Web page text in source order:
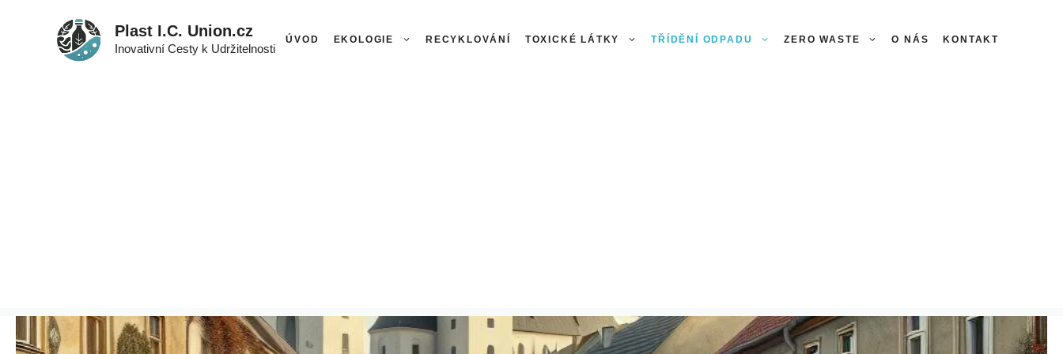
Plast I.C. Union.cz
Inovativní Cesty k Udržitelnosti
ÚVOD EKOLOGIE RECYKLOVÁNÍ TOXICKÉ LÁTKY TŘÍDĚNÍ ODPADU ZERO WASTE O NÁS KONTAKT